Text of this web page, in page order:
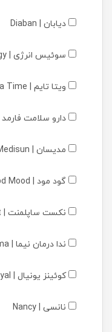
دیابان | Diaban
سوئیس انرژی | Swiss Energy
ویتا تایم | Vita Time
دارو سلامت فارمد | Daru Salamat Pharmed
مدیسان | Medisun
گود مود | Good Mood
نکست ساپلمنت | Next Supplement
ندا درمان نیما | Neda Darman Nima
کوئینز یونیال | Queens Uniyal
نانسی | Nancy